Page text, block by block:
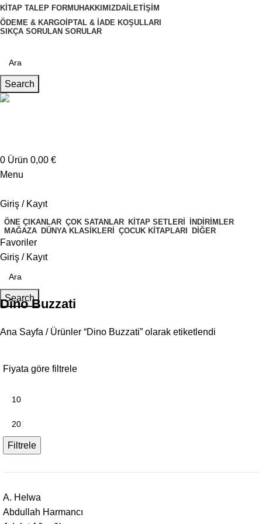
KITAP TALEP FORMUHAKKIMIZDA İLETIŞIM
ÖDEME & KARGO İPTAL & İADE KOŞULLARI
SIKÇA SORULAN SORULAR
Search
0 Ürün 0,00 €
Menu
Giriş / Kayıt
ÖNE ÇIKANLAR ÇOK SATANLAR KITAP SETLERI İNDIRIMLER
MAĞAZA DÜNYA KLASIKLERI ÇOCUK KITAPLARI DIĞER
Favoriler
Giriş / Kayıt
Search
Dino Buzzati
Ana Sayfa Ürünler “Dino Buzzati” olarak etiketlendi
Fiyata göre filtrele
Filtrele
A. Helwa
Abdullah Harmancı